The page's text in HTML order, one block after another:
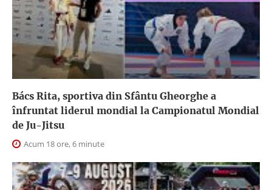
Bács Rita, sportiva din Sfântu Gheorghe a
înfruntat liderul mondial la Campionatul Mondial
de Ju-Jitsu
Acum 18 ore, 6 minute